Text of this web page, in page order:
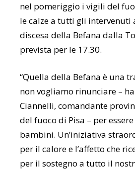
nel pomeriggio i vigili del
le calze a tutti gli intervenuti
discesa della Befana dalla
prevista per le 17.30.
“Quella della Befana è una
non vogliamo rinunciare –
Ciannelli, comandante
del fuoco di Pisa – per
bambini. Un’iniziativa
per il calore e l’affetto che
per il sostegno a tutto il